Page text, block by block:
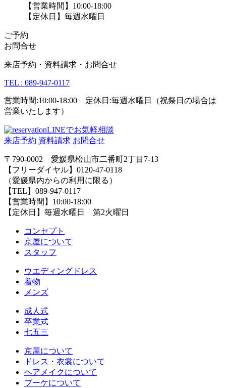
【営業時間】10:00-18:00
【定休日】毎週水曜日
ご予約
お問合せ
来店予約・資料請求・お問合せ
TEL : 089-947-0117
営業時間:10:00-18:00 定休日:毎週水曜日（祝祭日の場合は
営業いたします）
LINEでお気軽相談
来店予約 資料請求 お問合せ
〒790-0002 愛媛県松山市二番町2丁目7-13
【フリーダイヤル】0120-47-0118
（愛媛県内からの利用に限る）
【TEL】089-947-0117
【営業時間】10:00-18:00
【定休日】毎週水曜日 第2火曜日
コンセプト
京屋について
スタッフ
ウエディングドレス
着物
メンズ
成人式
卒業式
七五三
京屋について
ドレス・衣裳について
ヘアメイクについて
ブーケについて